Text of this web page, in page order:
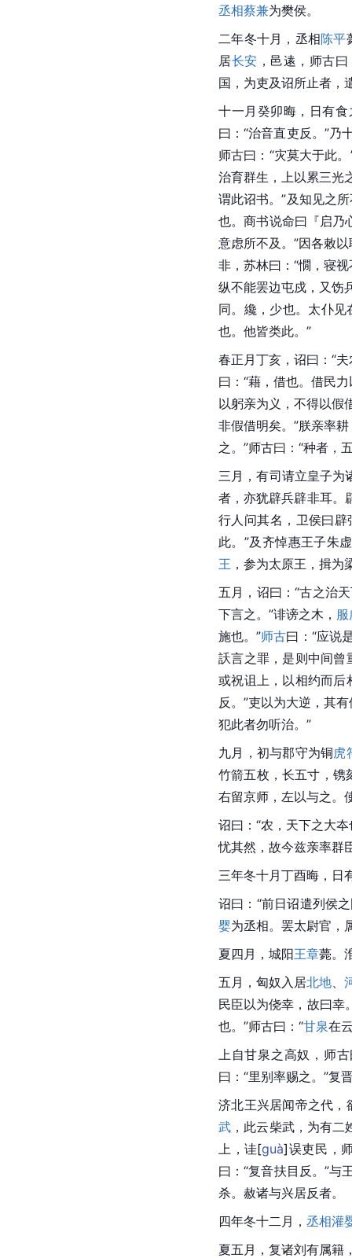
丞相蔡兼为樊侯。
二年冬十月，丞相陈平
居长安 ，邑逺， 师古曰
国，为吏及诏所止者，
十一月癸卯晦，日有
曰：“治音直吏反。”乃
师古曰：“灾莫大于此
治育群生，上以累三光
谓此诏书。”及知见之
也。商书说命曰『启乃
意虑所不及。”因各敕
非，苏林曰：“憪，寝
纵不能罢边屯戍，又饬
同。纔，少也。太仆见
也。他皆类此。”
春正月丁亥，诏曰：“
曰：“藉，借也。借民
以躬亲为义，不得以假
非假借明矣。”朕亲率
之。”师古曰：“种者，
三月，有司请立皇子为
者，亦犹辟兵辟非耳。
行人问其名，卫侯曰
此。”及齐悼惠王子朱
王 ，参为太原王，揖为
五月，诏曰：“古之治
下言之。”诽谤之木，
施也。”师古曰：“应说
訞言之罪，是则中间曾
或祝诅上，以相约而后
反。”吏以为大逆，其
犯此者勿听治。”
九月，初与郡守为铜虎
竹箭五枚，长五寸，镌
右留京师，左以与之。
诏曰：“农，天下之大
忧其然，故今兹亲率群
三年冬十月丁酉晦，日
诏曰：“前日诏遣列侯
婴为丞相。罢太尉官，
夏四月， 城阳王章薨。
五月，匈奴入居北地 、
民臣以为侥幸，故曰幸
也。”师古曰：“甘泉在
上自甘泉之高奴，师
曰：“里别率赐之。”复
济北王兴居闻帝之代，
武 ，此云柴武，为有
上，诖[guà]误吏民，
曰：“复音扶目反。”与
杀。赦诸与兴居反者。
四年冬十二月， 丞相灌
夏五月，复诸刘有属籍